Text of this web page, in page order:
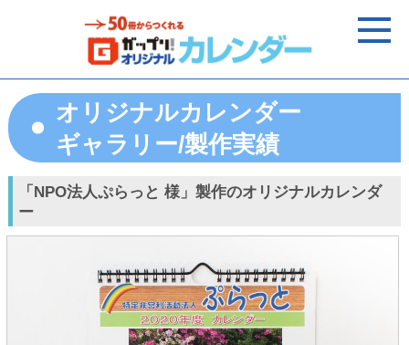
オリジナルカレンダー
ギャラリー/製作実績
「NPO法人ぷらっと 様」製作のオリジナルカレンダ
ー